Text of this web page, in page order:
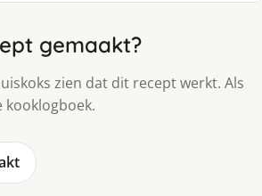
gemaakt?
zien dat dit recept werkt. Als
kooklogboek.